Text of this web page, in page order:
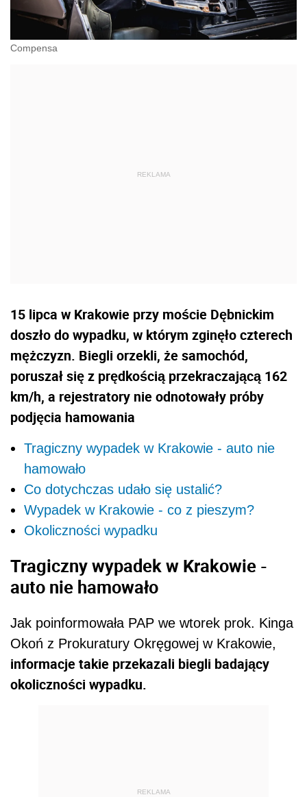
Compensa
15 lipca w Krakowie przy moście Dębnickim
doszło do wypadku, w którym zginęło czterech
mężczyzn. Biegli orzekli, że samochód,
poruszał się z prędkością przekraczającą 162
km/h, a rejestratory nie odnotowały próby
podjęcia hamowania
Tragiczny wypadek w Krakowie - auto nie
hamowało
Co dotychczas udało się ustalić?
Wypadek w Krakowie - co z pieszym?
Okoliczności wypadku
Tragiczny wypadek w Krakowie -
auto nie hamowało
Jak poinformowała PAP we wtorek prok. Kinga
Okoń z Prokuratury Okręgowej w Krakowie,
informacje takie przekazali biegli badający
okoliczności wypadku.
REKLAMA